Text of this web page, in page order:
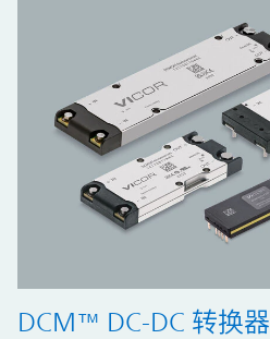
DCM™ DC-DC 转换器